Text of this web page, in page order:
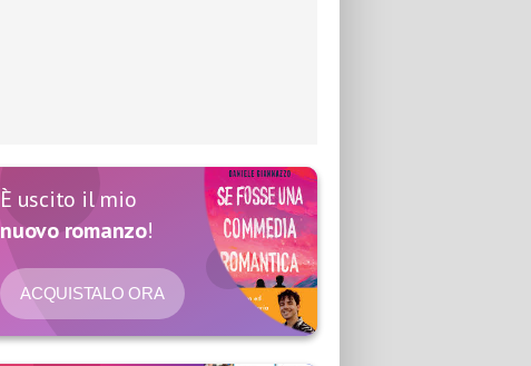
È uscito il mio
nuovo romanzo!
ACQUISTALO ORA